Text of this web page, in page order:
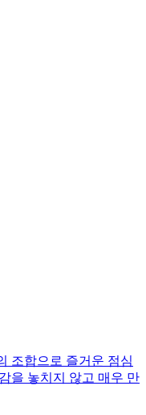
조합으로 즐거운 점심
을 놓치지 않고 매우 만